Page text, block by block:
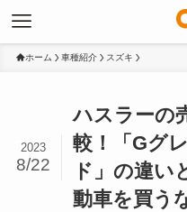
ホーム 車種紹介 スズキ
ハスラーの
較！「Gグ
ド」の違い
動車を買う
2023
8/22